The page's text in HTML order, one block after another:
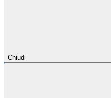
Chiudi